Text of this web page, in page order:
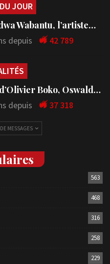
JOUR
Wabantu, l’artiste…
depuis 42 789
Boko, Oswald…
depuis 37 318
MESSAGES
563
468
316
258
229